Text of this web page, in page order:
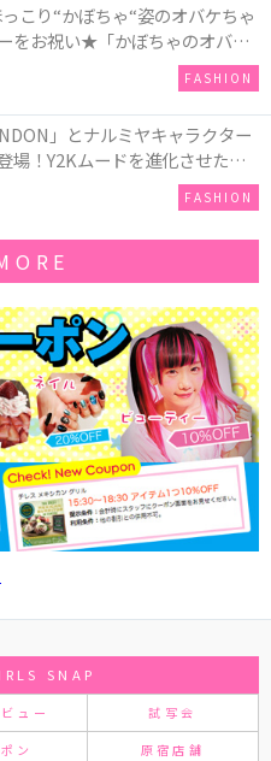
こり“かぼちゃ“姿のオバケちゃ
をお祝い★「かぼちゃのオバケ
が新発売！Q-pot CAFE.では
ーキプレート」も登場
FASHION
」とナルミヤキャラクター
場！Y2Kムードを進化させた新
売♪
FASHION
SNAP
ュー 試写会
ン 原宿店舗